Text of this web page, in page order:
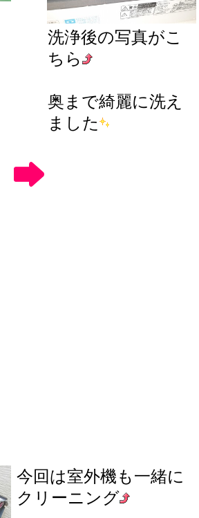
洗浄後の写真がこ
ちら
奥まで綺麗に洗え
ました
今回は室外機も一緒に
クリーニング